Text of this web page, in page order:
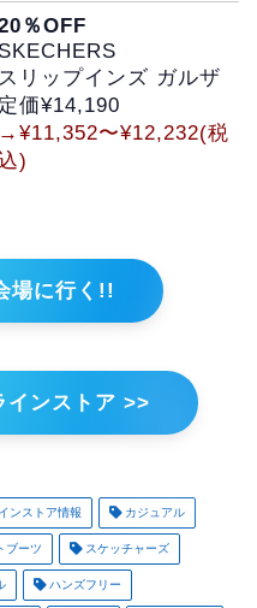
％OFF
SKECHERS
スリップインズ ガルザ
定価¥14,190
→¥11,352〜¥12,232(税
)
場に行く!!
インストア >>
ンストア情報 カジュアル
ブーツ スケッチャーズ
ハンズフリー